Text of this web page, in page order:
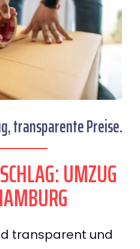
transparente Preise.
UMZUG
transparent und